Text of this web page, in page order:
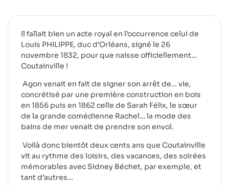
Il fallait bien un acte royal en l’occurrence celui de
Louis PHILIPPE, duc d’Orléans, signé le 26
novembre 1832, pour que naisse officiellement…
Coutainville !
Agon venait en fait de signer son arrêt de… vie,
concrétisé par une première construction en bois
en 1856 puis en 1862 celle de Sarah Félix, le sœur
de la grande comédienne Rachel… la mode des
bains de mer venait de prendre son envol.
Voilà donc bientôt deux cents ans que Coutainville
vit au rythme des loisirs, des vacances, des soirées
mémorables avec Sidney Béchet, par exemple, et
tant d’autres…